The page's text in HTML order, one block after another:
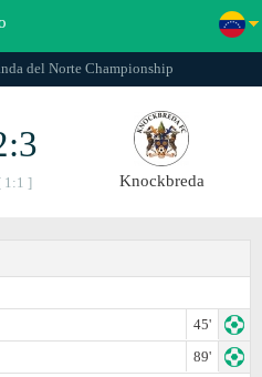
del Norte Championship
1:1 ] Knockbreda
45'
89'